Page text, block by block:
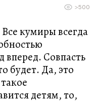
>500
кумиры всегда
вперед. Совпасть
будет. Да, это
детям, то,